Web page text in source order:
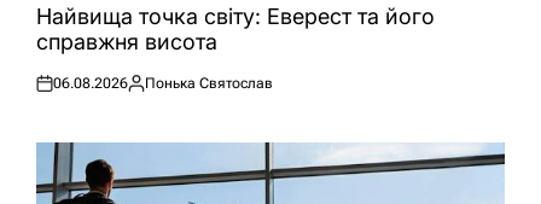
УНайвища точка світу: Еверест та його
справжня висота
Оприлюднено
06.08.2026
Опубліковано
Понька Святослав